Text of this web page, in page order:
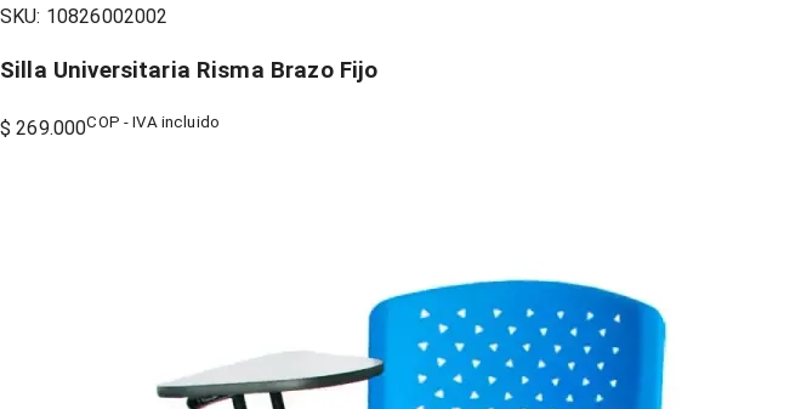
SKU: 10826002002
Silla Universitaria Risma Brazo Fijo
$ 269.000COP - IVA incluido